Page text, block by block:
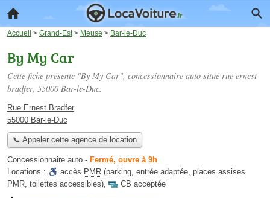
Accueil > Grand-Est > Meuse > Bar-le-Duc
By My Car
Cette fiche présente "By My Car", concessionnaire auto situé rue ernest
bradfer, 55000 Bar-le-Duc.
Rue Ernest Bradfer
55000 Bar-le-Duc
📞 Appeler cette agence de location
Concessionnaire auto - Fermé, ouvre à 9h
Locations :
accès PMR (parking, entrée adaptée, places assises
PMR, toilettes accessibles), CB acceptée